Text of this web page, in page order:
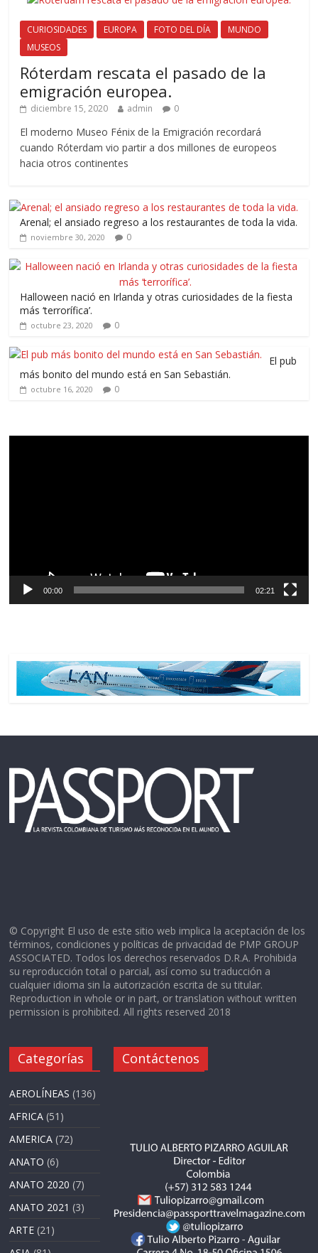
CURIOSIDADES EUROPA FOTO DEL DÍA
MUNDO
MUSEOS
Róterdam rescata el pasado de la
emigración europea.
diciembre 15, 2020 admin 0
El moderno Museo Fénix de la Emigración recordará
cuando Róterdam vio partir a dos millones de europeos
hacia otros continentes
Arenal; el ansiado regreso a los restaurantes de toda la vida.
noviembre 30, 2020 0
Halloween nació en Irlanda y otras curiosidades de la fiesta
más ‘terrorífica’.
octubre 23, 2020 0
El pub
más bonito del mundo está en San Sebastián.
octubre 16, 2020 0
00:00 02:21
© Copyright El uso de este sitio web implica la aceptación de los
términos, condiciones y políticas de privacidad de PMP GROUP
ASSOCIATED. Todos los derechos reservados D.R.A. Prohibida
su reproducción total o parcial, así como su traducción a
cualquier idioma sin la autorización escrita de su titular.
Reproduction in whole or in part, or translation without written
permission is prohibited. All rights reserved 2018
Categorías
AEROLÍNEAS (136)
AFRICA (51)
AMERICA (72)
ANATO (6)
ANATO 2020 (7)
ANATO 2021 (3)
ARTE (21)
Contáctenos